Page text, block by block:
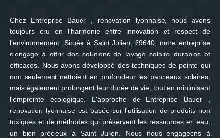
Chez Entreprise Bauer , renovation lyonnaise, nous avons
toujours cru en l'harmonie entre innovation et respect de
l'environnement. Située à Saint Julien, 69640, notre entreprise
s'engage à offrir des solutions de lavage solaire durables et
efficaces. Nous avons développé des techniques de pointe qui
non seulement nettoient en profondeur les panneaux solaires,
mais également prolongent leur durée de vie, tout en minimisant
l'empreinte écologique. L'approche de Entreprise Bauer ,
renovation lyonnaise est basée sur l'utilisation de produits non
toxiques et de méthodes qui préservent les ressources en eau,
un bien précieux à Saint Julien. Nous nous engageons à